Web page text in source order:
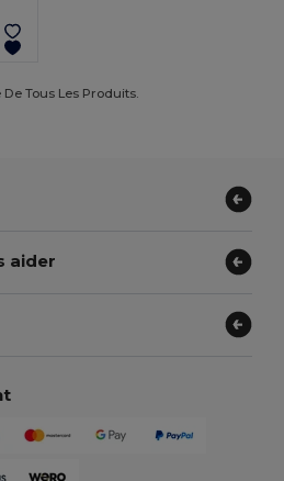
Tous Les Produits.
aider